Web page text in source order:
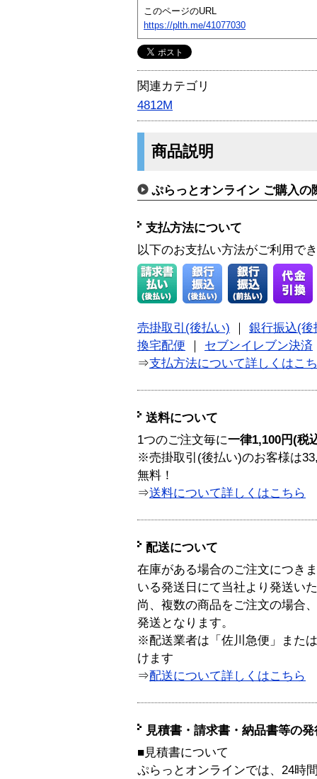
このページのURL
https://plth.me/41077030
関連カテゴリ
4812M
商品説明
ぷらっとオンライン ご購入の
支払方法について
以下のお支払い方法がご利用で
売掛取引(後払い)
銀行振込(後
換宅配便
セブンイレブン決済
⇒支払方法について詳しくはこ
送料について
1つのご注文毎に一律1,100円(税
※売掛取引(後払い)のお客様は
無料！
⇒送料について詳しくはこちら
配送について
在庫がある場合のご注文につき
いる発送日にて当社より発送い
尚、複数の商品をご注文の場合
発送となります。
※配送業者は「佐川急便」また
けます
⇒配送について詳しくはこちら
見積書・請求書・納品書等の
■見積書について
ぷらっとオンラインでは、24時